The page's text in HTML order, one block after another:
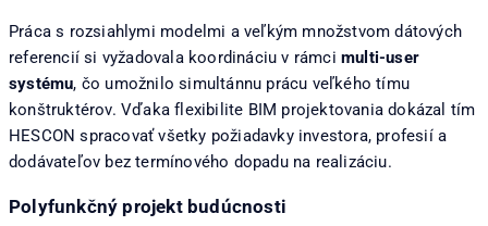
Práca s rozsiahlymi modelmi a veľkým množstvom dátových
referencií si vyžadovala koordináciu v rámci multi-user
systému, čo umožnilo simultánnu prácu veľkého tímu
konštruktérov. Vďaka flexibilite BIM projektovania dokázal tím
HESCON spracovať všetky požiadavky investora, profesií a
dodávateľov bez termínového dopadu na realizáciu.
Polyfunkčný projekt budúcnosti